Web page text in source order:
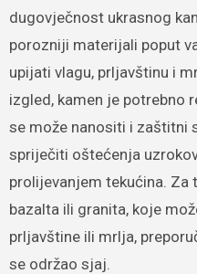
dugovječnost ukrasnog
porozniji materijali poput
upijati vlagu, prljavštinu i
izgled, kamen je potrebno
se može nanositi i zaštitni
spriječiti oštećenja
prolijevanjem tekućina. Za
bazalta ili granita, koje
prljavštine ili mrlja,
se održao sjaj.